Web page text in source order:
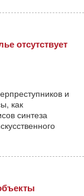
отсутствует
и
как
синтеза